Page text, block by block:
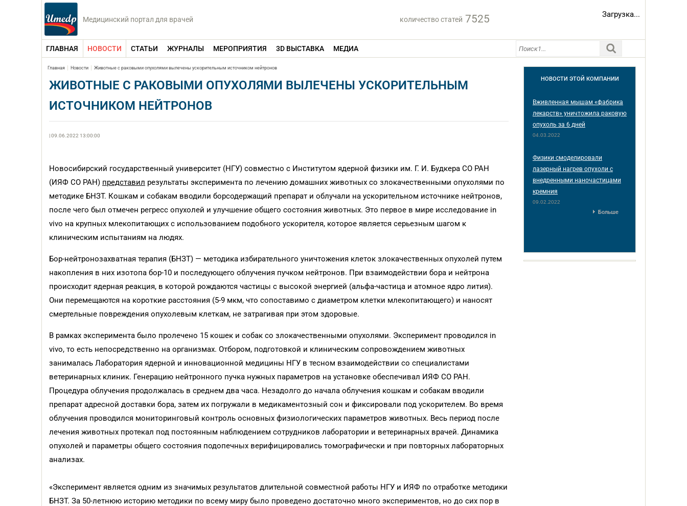
Медицинский портал для врачей количество статей 7525 Загрузка...
ГЛАВНАЯ НОВОСТИ СТАТЬИ ЖУРНАЛЫ МЕРОПРИЯТИЯ 3D ВЫСТАВКА МЕДИА
Главная Новости Животные с раковыми опухолями вылечены ускорительным источником нейтронов
ЖИВОТНЫЕ С РАКОВЫМИ ОПУХОЛЯМИ ВЫЛЕЧЕНЫ УСКОРИТЕЛЬНЫМ
ИСТОЧНИКОМ НЕЙТРОНОВ
| 09.06.2022 13:00:00
Новосибирский государственный университет (НГУ) совместно с Институтом ядерной физики им. Г. И. Будкера СО РАН
(ИЯФ СО РАН) представил результаты эксперимента по лечению домашних животных со злокачественными опухолями по
методике БНЗТ. Кошкам и собакам вводили борсодержащий препарат и облучали на ускорительном источнике нейтронов,
после чего был отмечен регресс опухолей и улучшение общего состояния животных. Это первое в мире исследование in
vivo на крупных млекопитающих с использованием подобного ускорителя, которое является серьезным шагом к
клиническим испытаниям на людях.
Бор-нейтронозахватная терапия (БНЗТ) — методика избирательного уничтожения клеток злокачественных опухолей путем
накопления в них изотопа бор-10 и последующего облучения пучком нейтронов. При взаимодействии бора и нейтрона
происходит ядерная реакция, в которой рождаются частицы с высокой энергией (альфа-частица и атомное ядро лития).
Они перемещаются на короткие расстояния (5-9 мкм, что сопоставимо с диаметром клетки млекопитающего) и наносят
смертельные повреждения опухолевым клеткам, не затрагивая при этом здоровые.
В рамках эксперимента было пролечено 15 кошек и собак со злокачественными опухолями. Эксперимент проводился in
vivo, то есть непосредственно на организмах. Отбором, подготовкой и клиническим сопровождением животных
занималась Лаборатория ядерной и инновационной медицины НГУ в тесном взаимодействии со специалистами
ветеринарных клиник. Генерацию нейтронного пучка нужных параметров на установке обеспечивал ИЯФ СО РАН.
Процедура облучения продолжалась в среднем два часа. Незадолго до начала облучения кошкам и собакам вводили
препарат адресной доставки бора, затем их погружали в медикаментозный сон и фиксировали под ускорителем. Во время
облучения проводился мониторинговый контроль основных физиологических параметров животных. Весь период после
лечения животных протекал под постоянным наблюдением сотрудников лаборатории и ветеринарных врачей. Динамика
опухолей и параметры общего состояния подопечных верифицировались томографически и при повторных лабораторных
анализах.
«Эксперимент является одним из значимых результатов длительной совместной работы НГУ и ИЯФ по отработке методики
БНЗТ. За 50-летнюю историю методики по всему миру было проведено достаточно много экспериментов, но до сих пор в
НОВОСТИ ЭТОЙ КОМПАНИИ
Вживленная мышам «фабрика
лекарств» уничтожила раковую
опухоль за 6 дней
04.03.2022
Физики смоделировали
лазерный нагрев опухоли с
внедренными наночастицами
кремния
09.02.2022
Больше